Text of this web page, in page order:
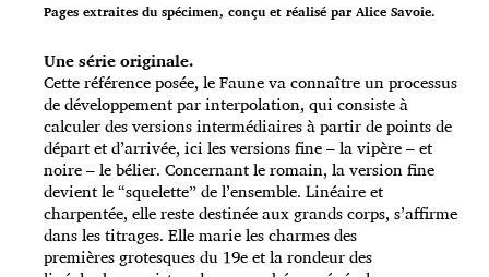
Pages extraites du spécimen, conçu et réalisé par Alice Savoie.
Une série originale.
Cette référence posée, le Faune va connaître un processus
dedéveloppement par interpolation, qui consiste à
calculer des versions intermédiaires à partir de points de
départ et d’arrivée, ici les versions fine – la vipère – et
noire – le bélier. Concernant le romain, la version fine
devient le “squelette” de l’ensemble. Linéaire et
charpentée, elle reste destinée aux grands corps, s’affirme
dans les titrages. Elle marie les charmes des
premières grotesques du 19e et la rondeur des